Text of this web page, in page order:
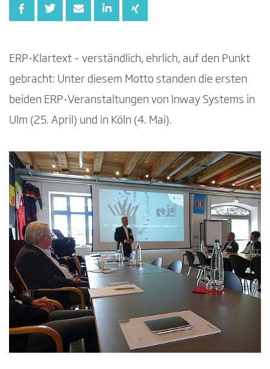
ERP-Klartext – verständlich, ehrlich, auf den Punkt
gebracht: Unter diesem Motto standen die ersten
beiden ERP-Veranstaltungen von Inway Systems in
Ulm (25. April) und in Köln (4. Mai).